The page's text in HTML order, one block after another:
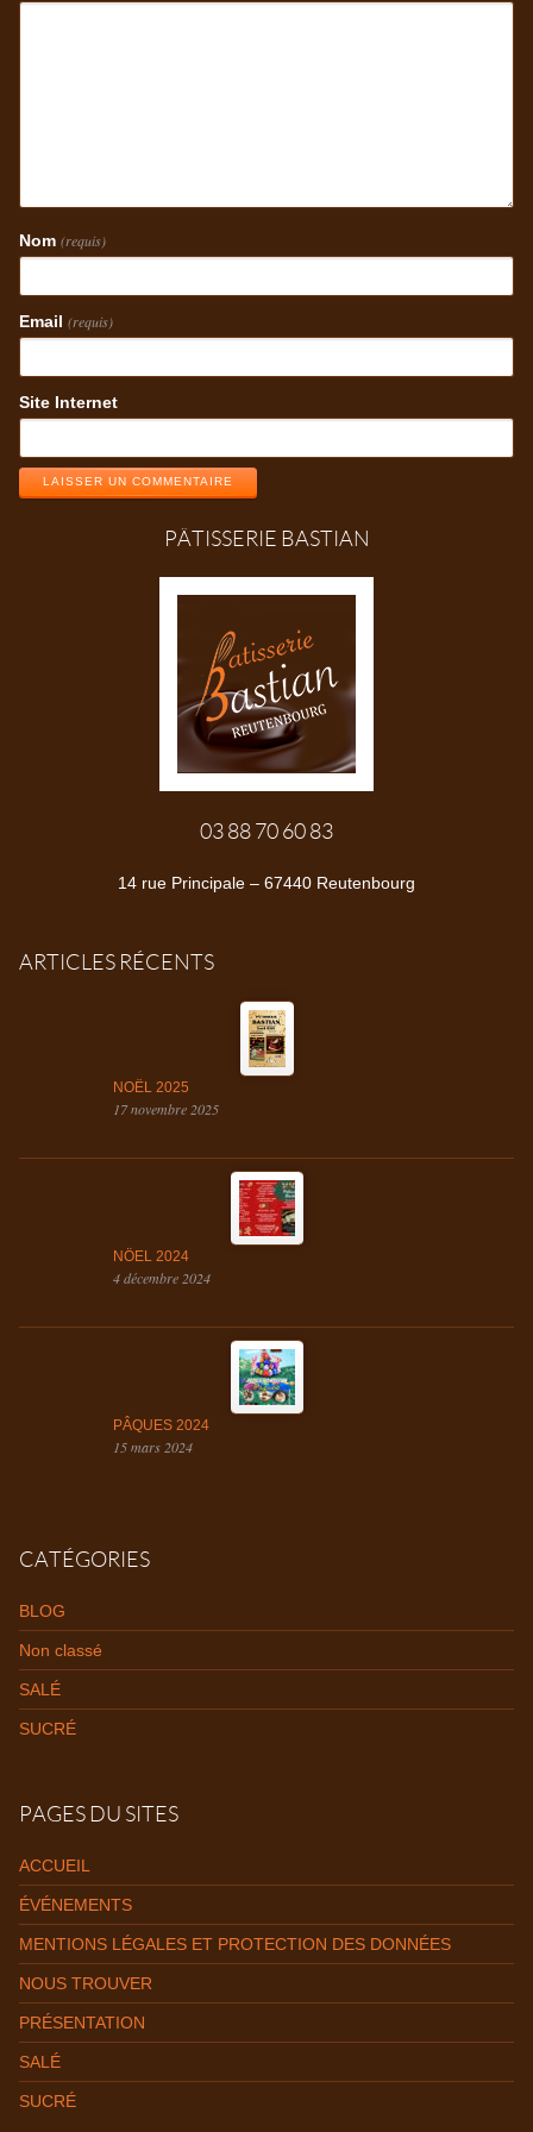
Nom (requis)
Email (requis)
Site Internet
LAISSER UN COMMENTAIRE
PÂTISSERIE BASTIAN
03 88 70 60 83
14 rue Principale – 67440 Reutenbourg
ARTICLES RÉCENTS
NOËL 2025
17 novembre 2025
NÖEL 2024
4 décembre 2024
PÂQUES 2024
15 mars 2024
CATÉGORIES
BLOG
Non classé
SALÉ
SUCRÉ
PAGES DU SITES
ACCUEIL
ÉVÉNEMENTS
MENTIONS LÉGALES ET PROTECTION DES DONNÉES
NOUS TROUVER
PRÉSENTATION
SALÉ
SUCRÉ